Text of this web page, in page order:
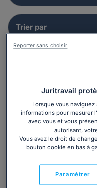
Juritravail
Lorsque vous
informations pour mesurer
avec vous et vous
autorisant,
Vous avez le droit de
bouton cookie en bas à
Paramétrer
Reporter sans choisir